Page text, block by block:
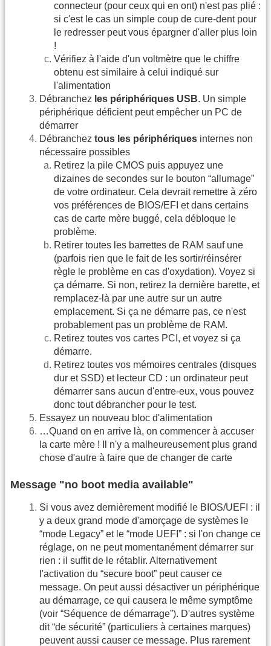
connecteur (pour ceux qui en ont) n'est pas plié :
si c'est le cas un simple coup de cure-dent pour
le redresser peut vous épargner d'aller plus loin
!
Vérifiez à l'aide d'un voltmètre que le chiffre
obtenu est similaire à celui indiqué sur
l'alimentation
Débranchez les périphériques USB. Un simple
périphérique déficient peut empêcher un PC de
démarrer
Débranchez tous les périphériques internes non
nécessaire possibles
Retirez la pile CMOS puis appuyez une
dizaines de secondes sur le bouton “allumage”
de votre ordinateur. Cela devrait remettre à zéro
vos préférences de BIOS/EFI et dans certains
cas de carte mère buggé, cela débloque le
problème.
Retirer toutes les barrettes de RAM sauf une
(parfois rien que le fait de les sortir/réinsérer
règle le problème en cas d'oxydation). Voyez si
ça démarre. Si non, retirez la dernière barette, et
remplacez-là par une autre sur un autre
emplacement. Si ça ne démarre pas, ce n'est
probablement pas un problème de RAM.
Retirez toutes vos cartes PCI, et voyez si ça
démarre.
Retirez toutes vos mémoires centrales (disques
dur et SSD) et lecteur CD : un ordinateur peut
démarrer sans aucun d'entre-eux, vous pouvez
donc tout débrancher pour le test.
Essayez un nouveau bloc d'alimentation
…Quand on en arrive là, on commencer à accuser
la carte mère ! Il n'y a malheureusement plus grand
chose d'autre à faire que de changer de carte
Message "no boot media available"
Si vous avez dernièrement modifié le BIOS/UEFI : il
y a deux grand mode d'amorçage de systèmes le
“mode Legacy” et le “mode UEFI” : si l'on change ce
réglage, on ne peut momentanément démarrer sur
rien : il suffit de le rétablir. Alternativement
l'activation du “secure boot” peut causer ce
message. On peut aussi désactiver un périphérique
au démarrage, ce qui causera le même symptôme
(voir “Séquence de démarrage”). D'autres système
dit “de sécurité” (particuliers à certaines marques)
peuvent aussi causer ce message. Plus rarement